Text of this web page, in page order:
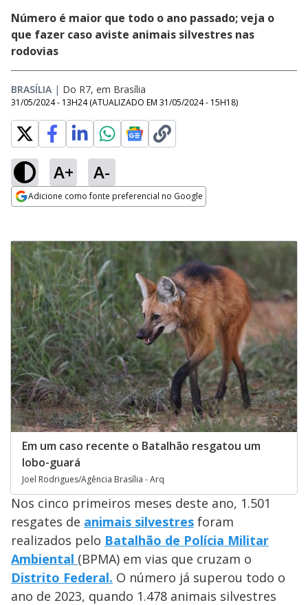
Número é maior que todo o ano passado; veja o
que fazer caso aviste animais silvestres nas
rodovias
BRASÍLIA | Do R7, em Brasília
31/05/2024 - 13H24 (ATUALIZADO EM 31/05/2024 - 15H18)
A+ A-
Adicione como fonte preferencial no Google
Em um caso recente o Batalhão resgatou um
lobo-guará
Joel Rodrigues/Agência Brasília - Arq
Nos cinco primeiros meses deste ano, 1.501
resgates de animais silvestres foram
realizados pelo Batalhão de Polícia Militar
Ambiental (BPMA) em vias que cruzam o
Distrito Federal. O número já superou todo o
ano de 2023, quando 1.478 animais silvestres